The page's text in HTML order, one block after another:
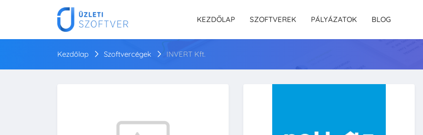
KEZDŐLAP SZOFTVEREK PÁLYÁZATOK BLOG
Kezdőlap Szoftvercégek INVERT Kft.